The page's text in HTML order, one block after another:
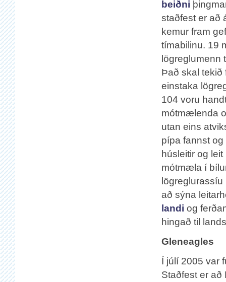
beiðni
staðfest er að
kemur fram
tímabilinu. 19
lögreglumenn
Það skal tekið
einstaka
104 voru
mótmælenda
utan eins
pípa fannst og
húsleitir og
mótmæla í
að sýna
landi og
hingað til
Gleneagles
Í júlí 2005 var
Staðfest er að